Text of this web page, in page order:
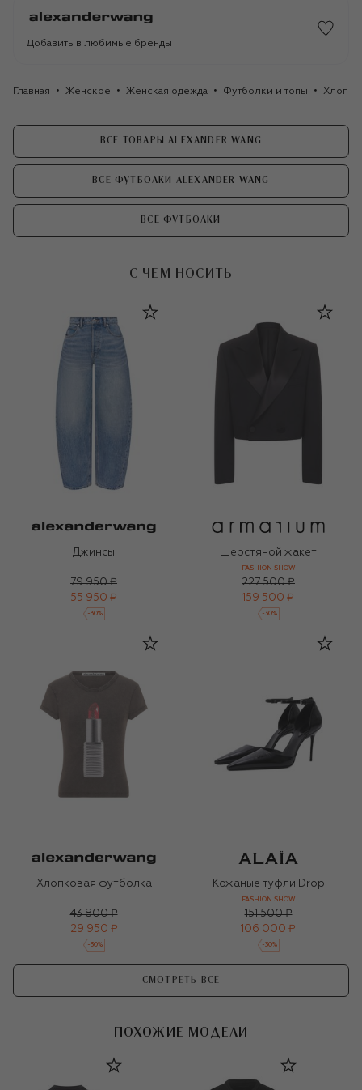
Добавить в любимые бренды
Главная Женское Женская одежда Футболки и топы
ВСЕ ТОВАРЫ ALEXANDER WANG
ВСЕ ФУТБОЛКИ ALEXANDER WANG
ВСЕ ФУТБОЛКИ
С ЧЕМ НОСИТЬ
Джинсы
79 950 ₽
55 950 ₽
-30%
Шерстяной жакет
FASHION SHOW
227 500 ₽
159 500 ₽
-30%
Хлопковая футболка
43 800 ₽
29 950 ₽
-30%
Кожаные туфли Drop
FASHION SHOW
151 500 ₽
106 000 ₽
-30%
СМОТРЕТЬ ВСЕ
ПОХОЖИЕ МОДЕЛИ